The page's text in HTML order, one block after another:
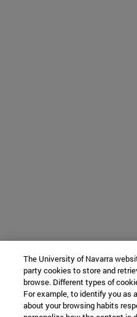
The University of Navarra
party cookies to store and
browse. Different types of
For example, to identify you as
about your browsing habits